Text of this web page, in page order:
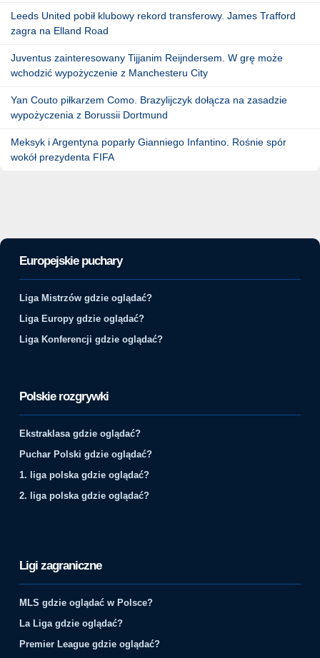
Leeds United pobił klubowy rekord transferowy. James Trafford
zagra na Elland Road
Juventus zainteresowany Tijjanim Reijndersem. W grę może
wchodzić wypożyczenie z Manchesteru City
Yan Couto piłkarzem Como. Brazylijczyk dołącza na zasadzie
wypożyczenia z Borussii Dortmund
Meksyk i Argentyna poparły Gianniego Infantino. Rośnie spór
wokół prezydenta FIFA
Europejskie puchary
Liga Mistrzów gdzie oglądać?
Liga Europy gdzie oglądać?
Liga Konferencji gdzie oglądać?
Polskie rozgrywki
Ekstraklasa gdzie oglądać?
Puchar Polski gdzie oglądać?
1. liga polska gdzie oglądać?
2. liga polska gdzie oglądać?
Ligi zagraniczne
MLS gdzie oglądać w Polsce?
La Liga gdzie oglądać?
Premier League gdzie oglądać?